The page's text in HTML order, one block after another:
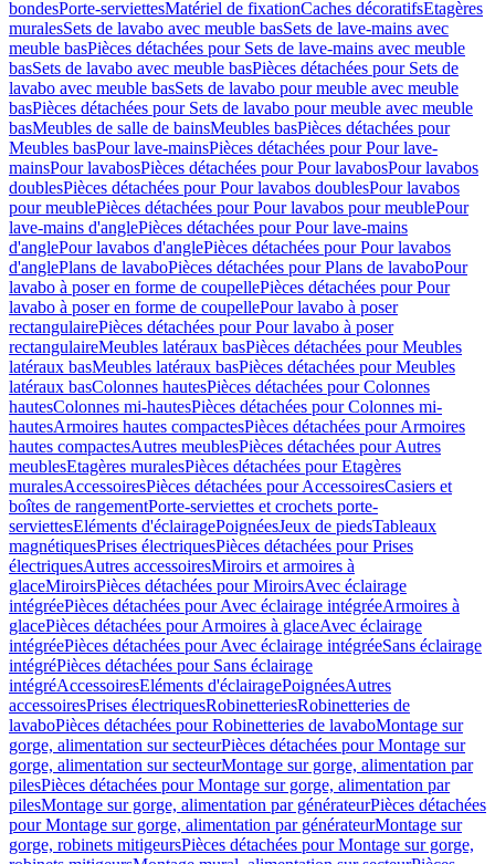
bondesPorte-serviettesMatériel de fixationCaches décoratifsEtagères
muralesSets de lavabo avec meuble basSets de lave-mains avec
meuble basPièces détachées pour Sets de lave-mains avec meuble
basSets de lavabo avec meuble basPièces détachées pour Sets de
lavabo avec meuble basSets de lavabo pour meuble avec meuble
basPièces détachées pour Sets de lavabo pour meuble avec meuble
basMeubles de salle de bainsMeubles basPièces détachées pour
Meubles basPour lave-mainsPièces détachées pour Pour lave-
mainsPour lavabosPièces détachées pour Pour lavabosPour lavabos
doublesPièces détachées pour Pour lavabos doublesPour lavabos
pour meublePièces détachées pour Pour lavabos pour meublePour
lave-mains d'anglePièces détachées pour Pour lave-mains
d'anglePour lavabos d'anglePièces détachées pour Pour lavabos
d'anglePlans de lavaboPièces détachées pour Plans de lavaboPour
lavabo à poser en forme de coupellePièces détachées pour Pour
lavabo à poser en forme de coupellePour lavabo à poser
rectangulairePièces détachées pour Pour lavabo à poser
rectangulaireMeubles latéraux basPièces détachées pour Meubles
latéraux basMeubles latéraux basPièces détachées pour Meubles
latéraux basColonnes hautesPièces détachées pour Colonnes
hautesColonnes mi-hautesPièces détachées pour Colonnes mi-
hautesArmoires hautes compactesPièces détachées pour Armoires
hautes compactesAutres meublesPièces détachées pour Autres
meublesEtagères muralesPièces détachées pour Etagères
muralesAccessoiresPièces détachées pour AccessoiresCasiers et
boîtes de rangementPorte-serviettes et crochets porte-
serviettesEléments d'éclairagePoignéesJeux de piedsTableaux
magnétiquesPrises électriquesPièces détachées pour Prises
électriquesAutres accessoiresMiroirs et armoires à
glaceMiroirsPièces détachées pour MiroirsAvec éclairage
intégréePièces détachées pour Avec éclairage intégréeArmoires à
glacePièces détachées pour Armoires à glaceAvec éclairage
intégréePièces détachées pour Avec éclairage intégréeSans éclairage
intégréPièces détachées pour Sans éclairage
intégréAccessoiresEléments d'éclairagePoignéesAutres
accessoiresPrises électriquesRobinetteriesRobinetteries de
lavaboPièces détachées pour Robinetteries de lavaboMontage sur
gorge, alimentation sur secteurPièces détachées pour Montage sur
gorge, alimentation sur secteurMontage sur gorge, alimentation par
pilesPièces détachées pour Montage sur gorge, alimentation par
pilesMontage sur gorge, alimentation par générateurPièces détachées
pour Montage sur gorge, alimentation par générateurMontage sur
gorge, robinets mitigeursPièces détachées pour Montage sur gorge,